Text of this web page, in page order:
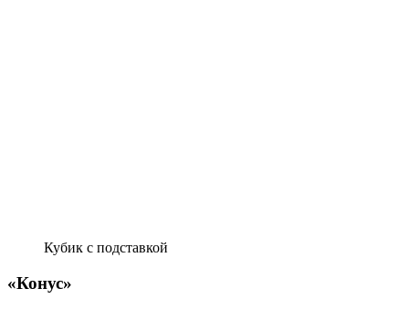
Кубик с подставкой
«Конус»